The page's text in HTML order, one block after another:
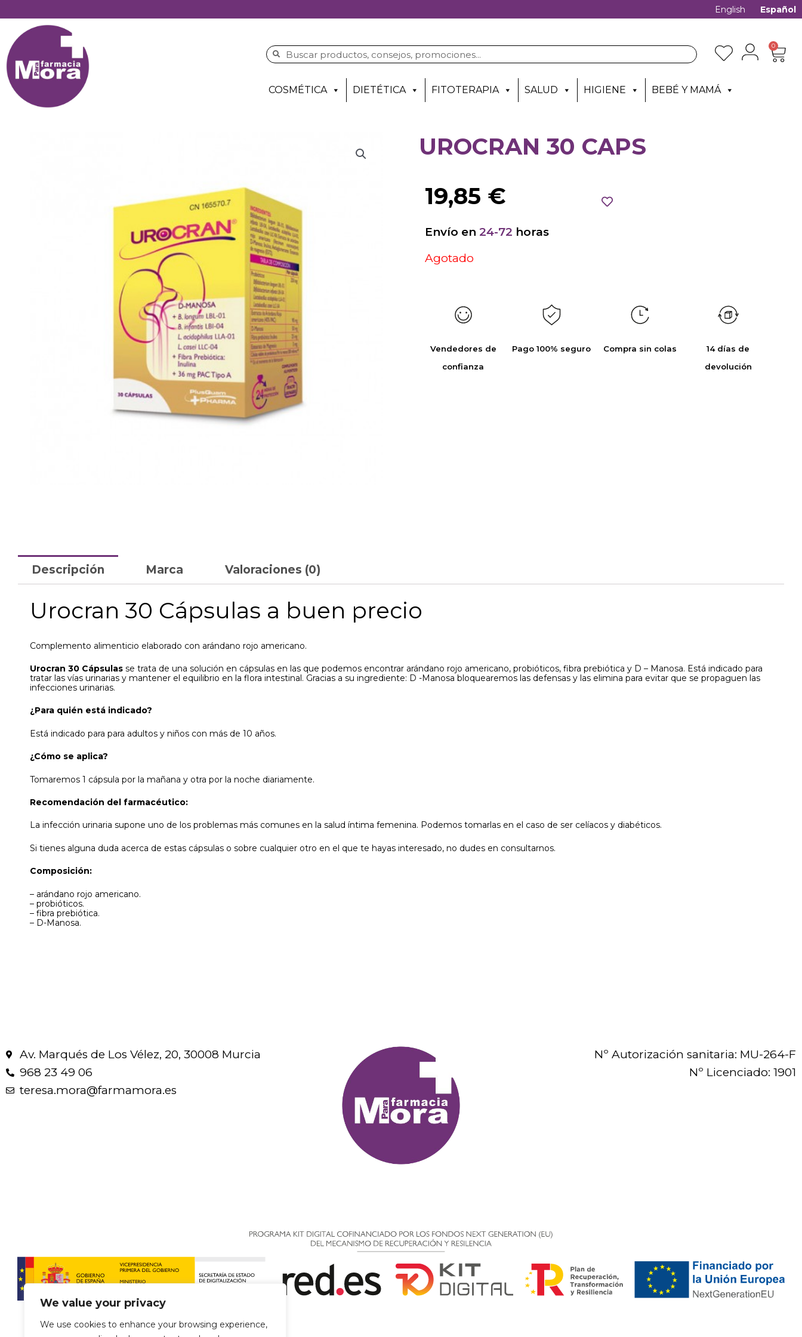
We value your privacy
We use cookies to enhance your browsing experience,
English Español
0
COSMÉTICA DIETÉTICA FITOTERAPIA SALUD HIGIENE BEBÉ Y MAMÁ
UROCRAN 30 CAPS
19,85 €
Envío en 24-72 horas
Agotado
Vendedores de
confianza
Pago 100% seguro Compra sin colas
14 días de
devolución
Descripción Marca Valoraciones (0)
Urocran 30 Cápsulas a buen precio
Complemento alimenticio elaborado con arándano rojo americano.
Urocran 30 Cápsulas se trata de una solución en cápsulas en las que podemos encontrar arándano rojo americano, probióticos, fibra prebiótica y D – Manosa. Está indicado para
tratar las vías urinarias y mantener el equilibrio en la flora intestinal. Gracias a su ingrediente: D -Manosa bloquearemos las defensas y las elimina para evitar que se propaguen las
infecciones urinarias.
¿Para quién está indicado?
Está indicado para para adultos y niños con más de 10 años.
¿Cómo se aplica?
Tomaremos 1 cápsula por la mañana y otra por la noche diariamente.
Recomendación del farmacéutico:
La infección urinaria supone uno de los problemas más comunes en la salud íntima femenina. Podemos tomarlas en el caso de ser celíacos y diabéticos.
Si tienes alguna duda acerca de estas cápsulas o sobre cualquier otro en el que te hayas interesado, no dudes en consultarnos.
Composición:
– arándano rojo americano.
– probióticos.
– fibra prebiótica.
– D-Manosa.
Av. Marqués de Los Vélez, 20, 30008 Murcia
968 23 49 06
teresa.mora@farmamora.es
Nº Autorización sanitaria: MU-264-F
Nº Licenciado: 1901